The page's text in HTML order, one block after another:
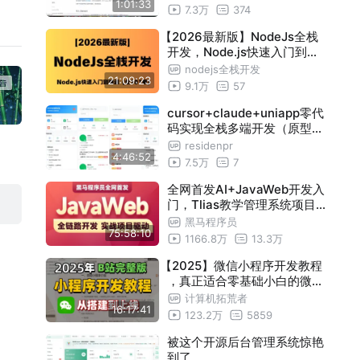
21-使用@nestjs:config加载环境变量
22-配合环境变量异步注册模块 13:05
23-Vue使用环境变量设置接口地址 09:04
1:01:33 7.3万 374
21:09:23
【2026最新版】NodeJs全栈
开发，Node.js快速入门到精
通（全101集）
nodejs全栈开发
9.1万
57
4:46:52
cursor+claude+uniapp零代
码实现全栈多端开发（原型开
发+后端开发+pc前端开发+a
pp前端开发+小程序端开发+
residenpr
7.5万
7
75:58:10
全网首发AI+JavaWeb开发入
门，Tlias教学管理系统项目
实战全套视频教程，从需求分
析、设计、前后端开发、测试
定
黑马程序员
1166.8万
13.3万
16:17:41
【2025】微信小程序开发教程
，真正适合零基础小白的微信
小程序实战课程，从零基础到
项目发布全流程，带你一天速
属于自己的小程序！
计算机拓荒者
123.2万
5859
被这个开源后台管理系统惊艳